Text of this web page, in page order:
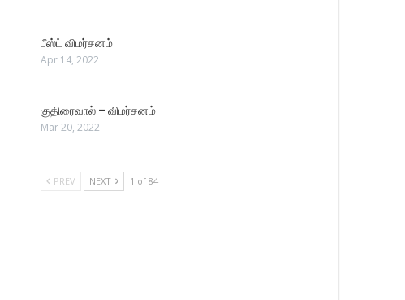
பீஸ்ட் விமர்சனம்
Apr 14, 2022
குதிரைவால் – விமர்சனம்
Mar 20, 2022
PREV NEXT 1 of 84